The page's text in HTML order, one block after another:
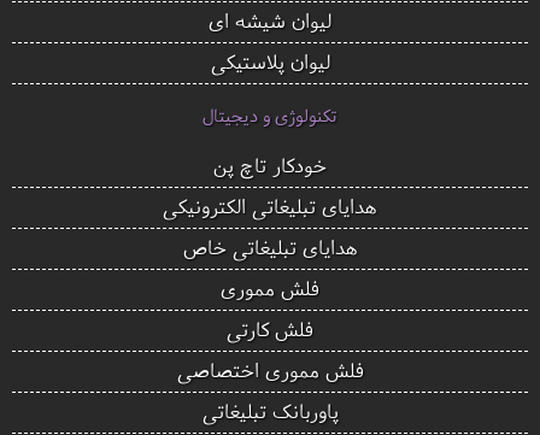
لیوان شیشه ای
لیوان پلاستیکی
تکنولوژی و دیجیتال
خودکار تاچ پن
هدایای تبلیغاتی الکترونیکی
هدایای تبلیغاتی خاص
فلش مموری
فلش کارتی
فلش مموری اختصاصی
پاوربانک تبلیغاتی